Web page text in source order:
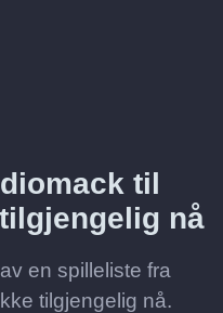
til
nå
en spilleliste fra
tilgjengelig nå.